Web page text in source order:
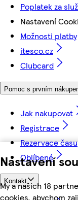
Nastavení
My a našich 18
cookies, abychom
Poplatek za
Nastavení
Možnosti platby
itesco.cz
Clubcard
Pomoc s prvním
Jak nakupovat
Registrace
Rezervace času
Oblíbené
Kontakt